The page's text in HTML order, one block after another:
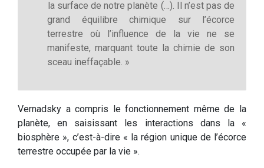
la surface de notre planète (…). Il n’est pas de
grand équilibre chimique sur l’écorce
terrestre où l’influence de la vie ne se
manifeste, marquant toute la chimie de son
sceau ineffaçable. »
Vernadsky a compris le fonctionnement même de la
planète, en saisissant les interactions dans la «
biosphère », c’est-à-dire « la région unique de l’écorce
terrestre occupée par la vie ».